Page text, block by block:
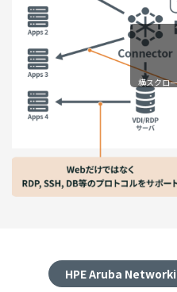
横スクロ
HPE Aruba